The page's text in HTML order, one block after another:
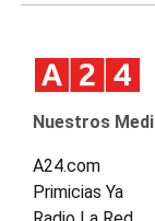
Nuestros
A24.com
Primicias Ya